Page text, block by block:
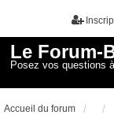
Le Forum-
Posez vos questions
Accueil du forum